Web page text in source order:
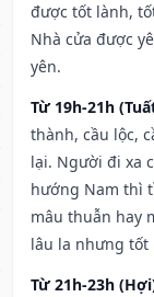
được tốt lành,
Nhà cửa được
yên.
Từ 19h-21h
thành, cầu lộc,
lại. Người đi xa
hướng Nam thì
mâu thuẫn hay
lâu la nhưng tốt
Từ 21h-23h